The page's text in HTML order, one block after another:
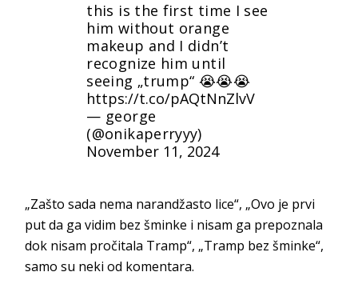
this is the first time I see
him without orange
makeup and I didn’t
recognize him until
seeing „trump“ 😭😭😭
https://t.co/pAQtNnZlvV
— george
(@onikaperryyy)
November 11, 2024
„Zašto sada nema narandžasto lice“, „Ovo je prvi
put da ga vidim bez šminke i nisam ga prepoznala
dok nisam pročitala Tramp“, „Tramp bez šminke“,
samo su neki od komentara.